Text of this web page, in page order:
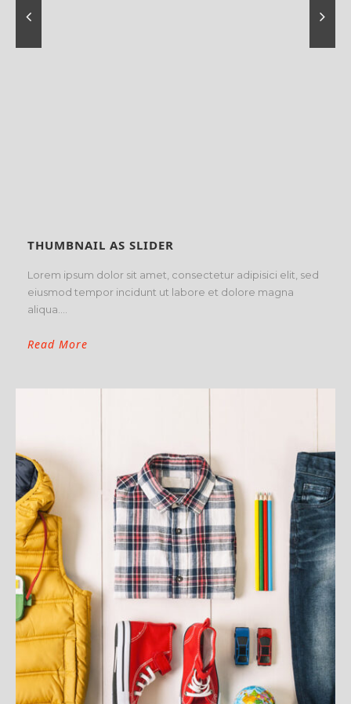
THUMBNAIL AS SLIDER
Lorem ipsum dolor sit amet, consectetur adipisici elit, sed
eiusmod tempor incidunt ut labore et dolore magna
aliqua....
Read More